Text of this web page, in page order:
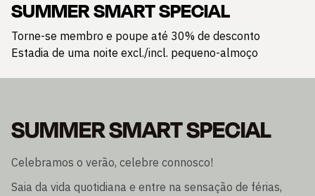
SUMMER SMART SPECIAL
Torne-se membro e poupe até 30% de desconto
Estadia de uma noite excl./incl. pequeno-almoço
SUMMER SMART SPECIAL
Celebramos o verão, celebre connosco!
Saia da vida quotidiana e entre na sensação de férias,